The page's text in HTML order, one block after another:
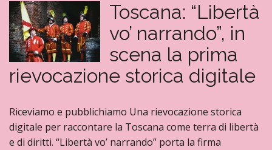
Toscana: “Libertà
vo’ narrando”, in
scena la prima
rievocazione storica digitale
Riceviamo e pubblichiamo Una rievocazione storica
digitale per raccontare la Toscana come terra di libertà
e di diritti. “Libertà vo’ narrando” porta la firma